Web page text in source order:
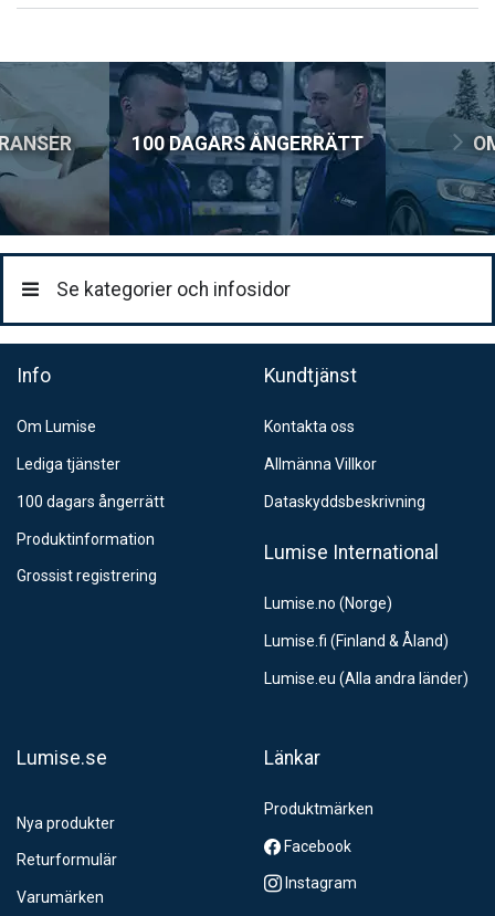
Postnord Parcel (till företag)
129:-
100 DAGARS ÅNGERRÄTT
Se kategorier och infosidor
Info
Om Lumise
Lediga tjänster
100 dagars ångerrätt
Produktinformation
Grossist registrering
Kundtjänst
Kontakta oss
Allmänna Villkor
Dataskyddsbeskrivning
Lumise International
Lumise.no (Norge)
Lumise.fi (Finland & Åland)
Lumise.eu (Alla andra länder)
Lumise.se
Nya produkter
Returformulär
Varumärken
Länkar
Produktmärken
Facebook
Instagram